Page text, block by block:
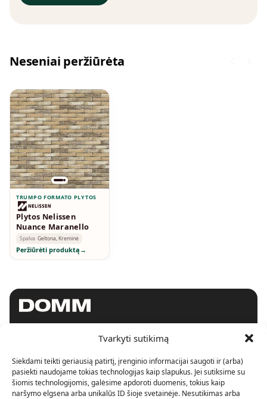
Tvarkyti sutikimą
Siekdami teikti geriausią patirtį, įrenginio informacijai saugoti ir (arba)
pasiekti naudojame tokias technologijas kaip slapukus. Jei sutiksime su
šiomis technologijomis, galėsime apdoroti duomenis, tokius kaip
naršymo elgsena arba unikalūs ID šioje svetainėje. Nesutikimas arba
Neseniai peržiūrėta
TRUMPO FORMATO PLYTOS
Plytos Nelissen
Nuance Maranello
Spalva Geltona, Kreminė
Peržiūrėti produktą →
Konstitucijos pr. 15
LT-09306, Vilnius.
+370 620 90246
info@domm.lt